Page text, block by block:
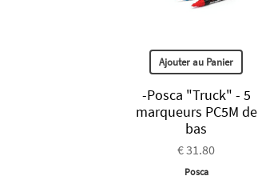
Ajouter au Panier
-Posca "Truck" - 5
marqueurs PC5M de
bas
€ 31.80
Posca